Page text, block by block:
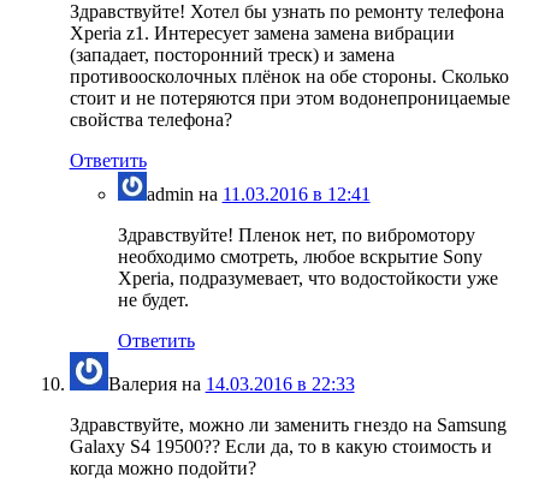
Здравствуйте! Хотел бы узнать по ремонту телефона
Xperia z1. Интересует замена замена вибрации
(западает, посторонний треск) и замена
противоосколочных плёнок на обе стороны. Сколько
стоит и не потеряются при этом водонепроницаемые
свойства телефона?
Ответить
admin на 11.03.2016 в 12:41
Здравствуйте! Пленок нет, по вибромотору
необходимо смотреть, любое вскрытие Sony
Xperia, подразумевает, что водостойкости уже
не будет.
Ответить
Валерияна 14.03.2016 в 22:33
Здравствуйте, можно ли заменить гнездо на Samsung
Galaxy S4 19500?? Если да, то в какую стоимость и
когда можно подойти?